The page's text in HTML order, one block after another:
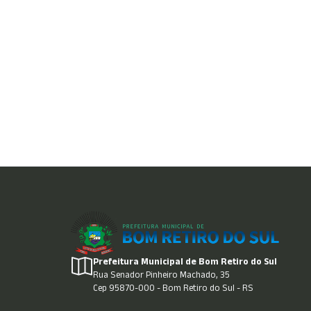
Prefeitura Municipal de Bom Retiro do Sul
Rua Senador Pinheiro Machado, 35
Cep 95870-000 - Bom Retiro do Sul - RS